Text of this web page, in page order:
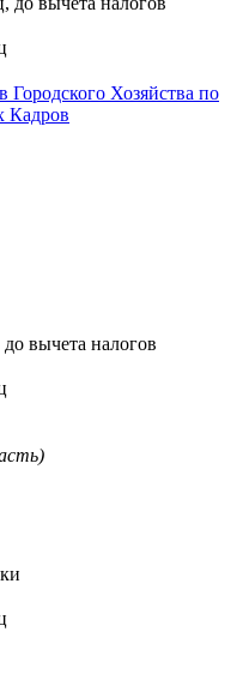
Хозяйства по
Кадров
до вычета налогов